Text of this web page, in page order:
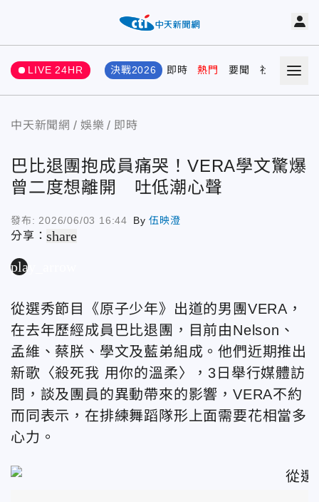
LIVE 24HR 決戰2026 即時 熱門 要聞 社會 娛樂
中天新聞網 娛樂 即時
巴比退團抱成員痛哭！VERA學文驚爆
曾二度想離開 吐低潮心聲
發布: 2026/06/03 16:44 By伍映澄
分享：share
play_arrow
從選秀節目《原子少年》出道的男團VERA ，
在去年歷經成員巴比退團，目前由Nelson 、
孟維、蔡朕、學文及藍弟組成。他們近期推出
新歌〈殺死我 用你的溫柔〉， 3 日舉行媒體訪
問，談及團員的異動帶來的影響， VERA不約
而同表示，在排練舞蹈隊形上面需要花相當多
心力。